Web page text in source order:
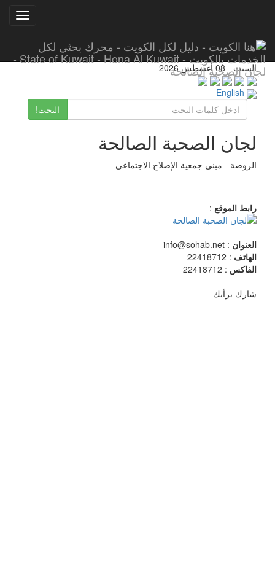
السبت - 08 أغسطس 2026
البحث!
لجان الصحبة الصالحة
الروضة - مبنى جمعية الإصلاح الاجتماعي
رابط الموقع :
العنوان : info@sohab.net
الهاتف : 22418712
الفاكس : 22418712
شارك برأيك